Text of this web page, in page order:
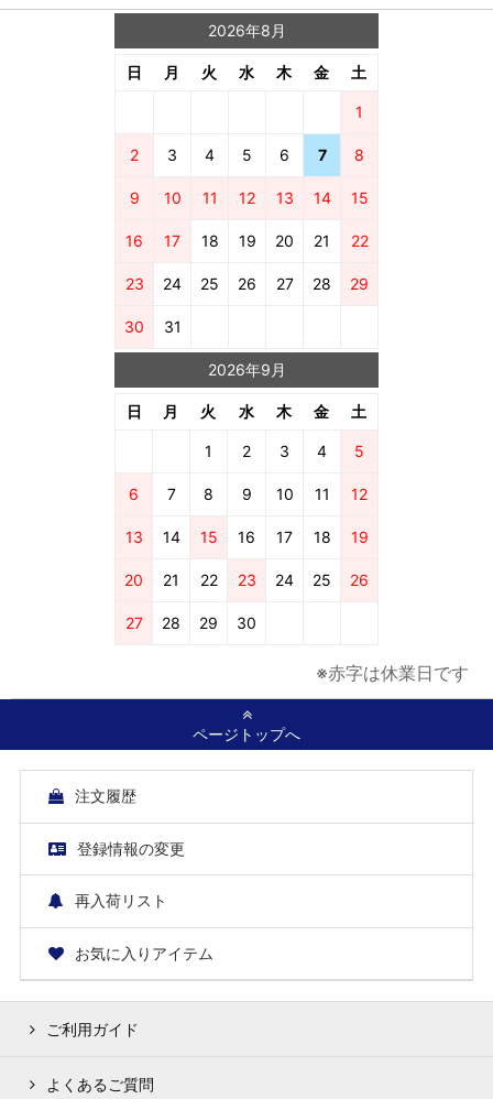
2026年8月
日 月 火 水 木 金 土
1
2 3 4 5 6 7 8
9 10 11 12 13 14 15
16 17 18 19 20 21 22
23 24 25 26 27 28 29
30 31
2026年9月
日 月 火 水 木 金 土
1 2 3 4 5
6 7 8 9 10 11 12
13 14 15 16 17 18 19
20 21 22 23 24 25 26
27 28 29 30
※赤字は休業日です
ページトップへ
注文履歴
登録情報の変更
再入荷リスト
お気に入りアイテム
ご利用ガイド
よくあるご質問